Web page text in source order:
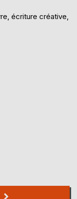
écriture créative,